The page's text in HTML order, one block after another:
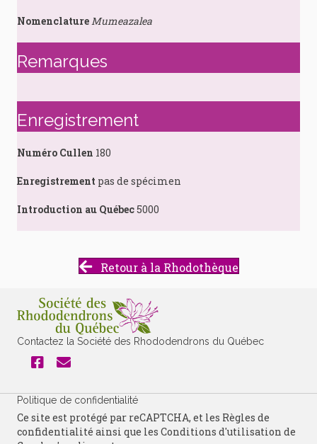
Nomenclature Mumeazalea
Remarques
Enregistrement
Numéro Cullen 180
Enregistrement pas de spécimen
Introduction au Québec5000
Retour à la Rhodothèque
Contactez la Société des Rhododendrons du Québec
Politique de confidentialité
Ce site est protégé par reCAPTCHA, et les Règles de
confidentialité ainsi que les Conditions d'utilisation de